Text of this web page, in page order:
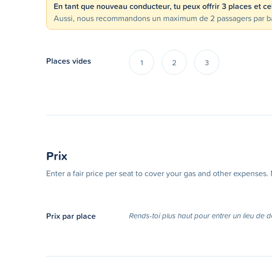
En tant que nouveau conducteur, tu peux offrir 3 places et
Aussi, nous recommandons un maximum de 2 passagers par
Places vides 1 2 3
Prix
Enter a fair price per seat to cover your gas and other
Prix par place Rends-toi plus haut pour entrer un lieu de